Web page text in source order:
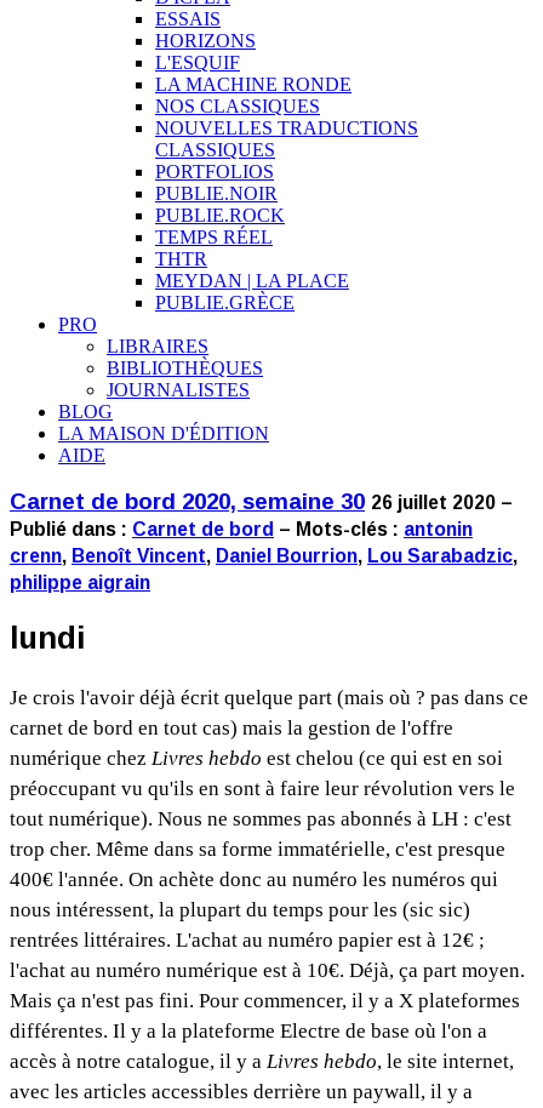
ESSAIS
HORIZONS
L'ESQUIF
LA MACHINE RONDE
NOS CLASSIQUES
NOUVELLES TRADUCTIONS
CLASSIQUES
PORTFOLIOS
PUBLIE.NOIR
PUBLIE.ROCK
TEMPS RÉEL
THTR
MEYDAN | LA PLACE
PUBLIE.GRÈCE
PRO
LIBRAIRES
BIBLIOTHÈQUES
JOURNALISTES
BLOG
LA MAISON D'ÉDITION
AIDE
Carnet de bord 2020, semaine 30 26 juillet 2020 –
Publié dans : Carnet de bord – Mots-clés : antonin
crenn, Benoît Vincent, Daniel Bourrion, Lou Sarabadzic,
philippe aigrain
lundi
Je crois l'avoir déjà écrit quelque part (mais où ? pas dans ce
carnet de bord en tout cas) mais la gestion de l'offre
numérique chez Livres hebdo est chelou (ce qui est en soi
préoccupant vu qu'ils en sont à faire leur révolution vers le
tout numérique). Nous ne sommes pas abonnés à LH : c'est
trop cher. Même dans sa forme immatérielle, c'est presque
400€ l'année. On achète donc au numéro les numéros qui
nous intéressent, la plupart du temps pour les (sic sic)
rentrées littéraires. L'achat au numéro papier est à 12€ ;
l'achat au numéro numérique est à 10€. Déjà, ça part moyen.
Mais ça n'est pas fini. Pour commencer, il y a X plateformes
différentes. Il y a la plateforme Electre de base où l'on a
accès à notre catalogue, il y a Livres hebdo, le site internet,
avec les articles accessibles derrière un paywall, il y a